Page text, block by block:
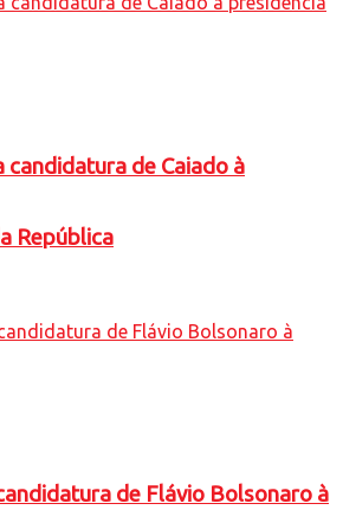
candidatura de Caiado à
República
de Flávio Bolsonaro à